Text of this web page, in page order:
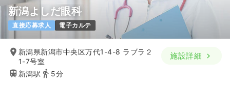
新潟よしだ眼科
直接応募求人 電子カルテ
新潟県新潟市中央区万代1-4-8 ラブラ２
1-7号室
新潟駅
5分
施設詳細